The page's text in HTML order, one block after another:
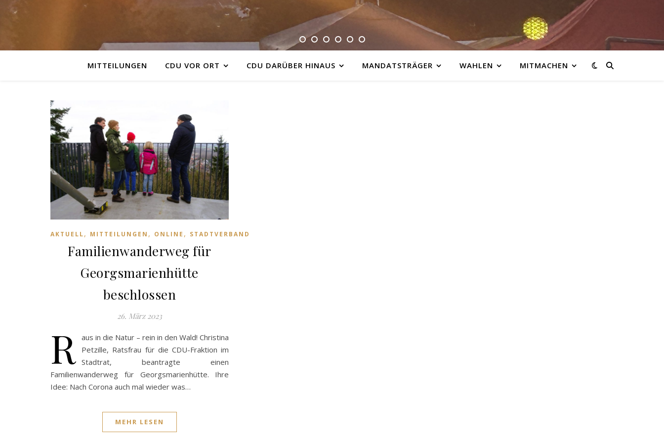
MITTEILUNGEN CDU VOR ORT CDU DARÜBER HINAUS MANDATSTRÄGER WAHLEN MITMACHEN
AKTUELL, MITTEILUNGEN , ONLINE , STADTVERBAND
Familienwanderweg für
Georgsmarienhütte
beschlossen
26. März 2023
R aus in die Natur – rein in den Wald! Christina
Petzille, Ratsfrau für die CDU-Fraktion im
Stadtrat, beantragte einen
Familienwanderweg für Georgsmarienhütte. Ihre
Idee: Nach Corona auch mal wieder was…
MEHR LESEN